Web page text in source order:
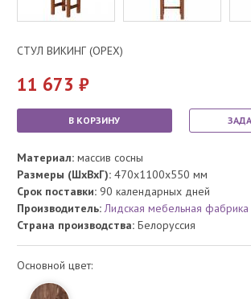
СТУЛ ВИКИНГ (ОРЕХ)
11 673
В КОРЗИНУ
Материал: массив сосны
Размеры (ШхВхГ): 470x1100x550 мм
Срок поставки: 90 календарных дней
Производитель:Лидская мебельная фабрика
Страна производства: Белоруссия
Основной цвет: